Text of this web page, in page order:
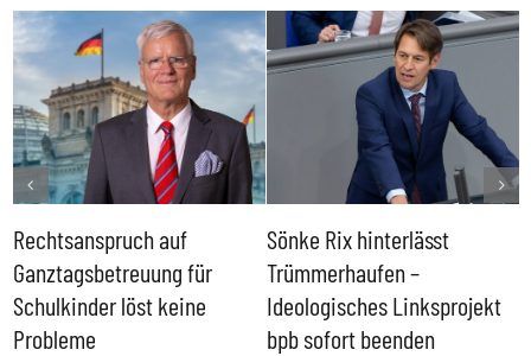
Rechtsanspruch auf
Ganztagsbetreuung für
Schulkinder löst keine
Probleme
Sönke Rix hinterlässt
Trümmerhaufen –
Ideologisches Linksprojekt
bpb sofort beenden